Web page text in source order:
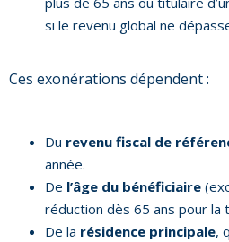
si le revenu global ne
Ces exonérations dépendent :
Du revenu fiscal de
année.
De l’âge du bénéficiaire
réduction dès 65 ans pour la
De la résidence principale,